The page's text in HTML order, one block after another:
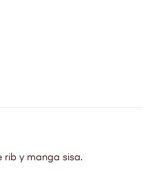
rib y manga sisa.